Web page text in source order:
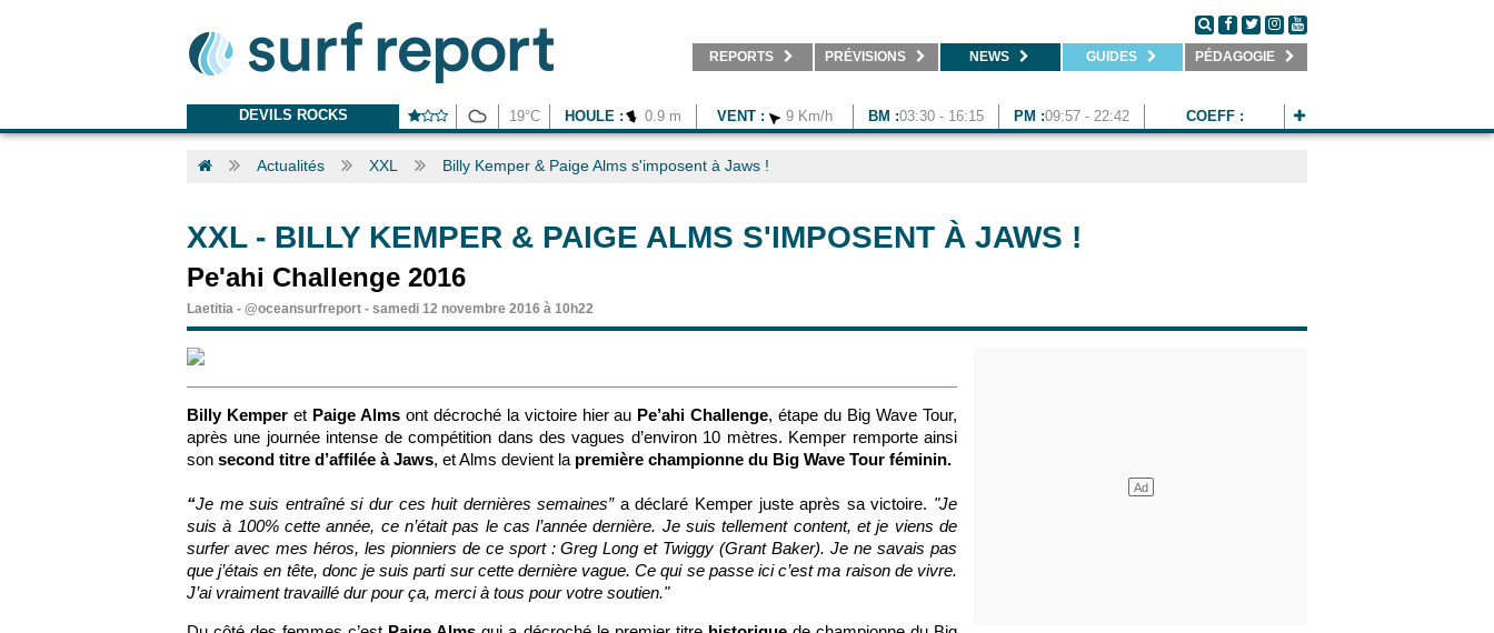
REPORTS PRÉVISIONS NEWS GUIDES PÉDAGOGIE
DEVILS ROCKS 19°C HOULE : 0.9 m VENT : 9 Km/h BM :03:30 - 16:15 PM :09:57 - 22:42 COEFF :
Actualités XXL Billy Kemper & Paige Alms s'imposent à Jaws !
XXL- BILLY KEMPER & PAIGE ALMS S'IMPOSENT À JAWS !
Pe'ahi Challenge 2016
Laetitia - @oceansurfreport - samedi 12 novembre 2016 à 10h22
Billy Kemperet Paige Almsont décroché la victoire hier au Pe’ahi Challenge, étape du Big Wave Tour,
après une journée intense de compétition dans des vagues d’environ 10 mètres. Kemper remporte ainsi
son second titre d’affilée à Jaws, et Alms devient la première championne du Big Wave Tour féminin.
“Je me suis entraîné si dur ces huit dernières semaines”a déclaré Kemper juste après sa victoire. "Je
suis à 100% cette année, ce n’était pas le cas l’année dernière. Je suis tellement content, et je viens de
surfer avec mes héros, les pionniers de ce sport : Greg Long et Twiggy (Grant Baker). Je ne savais pas
que j’étais en tête, donc je suis parti sur cette dernière vague. Ce qui se passe ici c’est ma raison de vivre.
J’ai vraiment travaillé dur pour ça, merci à tous pour votre soutien."